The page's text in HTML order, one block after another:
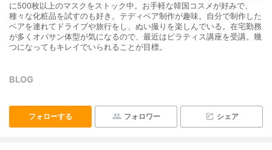
に500枚以上のマスクをストック中。お手軽な韓国コスメが好みで、
種々な化粧品を試すのも好き。テディベア制作が趣味。自分で制作した
ベアを連れてドライブや旅行をし、ぬい撮りを楽しんでいる。在宅勤務
が多くオバサン体型が気になるので、最近はピラティス講座を受講。幾
つになってもキレイでいられることが目標。
BLOG
フォローする フォロワー シェア